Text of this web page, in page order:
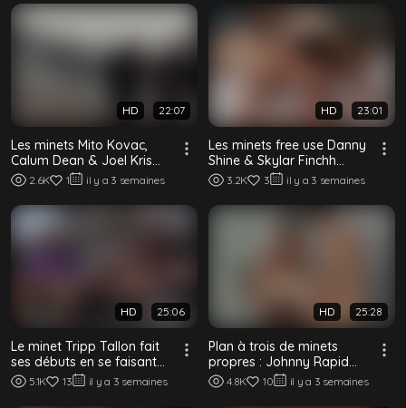
HD 22:07
Les minets Mito Kovac,
Calum Dean & Joel Kris
partagent de la triple
viande dans u...
2.6K 1 il y a 3 semaines
HD 23:01
Les minets free use Danny
Shine & Skylar Finchh
utilisés à cru par daddy
Mick Weston
3.2K 3 il y a 3 semaines
HD 25:06
Le minet Tripp Tallon fait
ses débuts en se faisant
défoncer le cul par les
daddie...
5.1K 13 il y a 3 semaines
HD 25:28
Plan à trois de minets
propres : Johnny Rapid
baise Masyn Thorne &
Blake Dyson
4.8K 10 il y a 3 semaines